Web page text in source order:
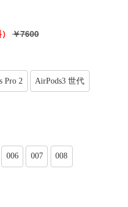
￥7600
Pro 2 AirPods3 世代
006 007 008